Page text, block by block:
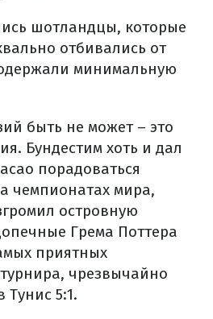
шотландцы, которые
отбивались от
минимальную
быть не может – это
Бундестим хоть и дал
порадоваться
чемпионатах мира,
островную
Грема Поттера
приятных
чрезвычайно
Тунис 5:1.